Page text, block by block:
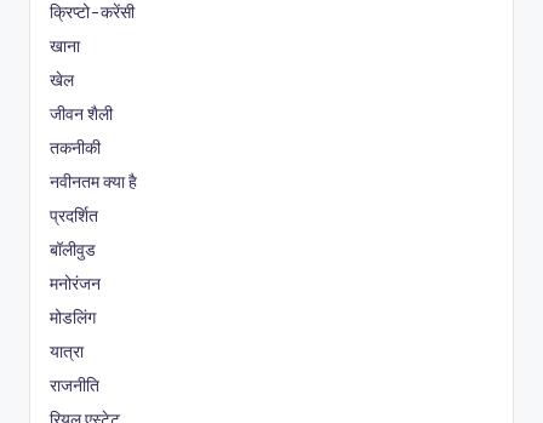
क्रिप्टो-करेंसी
खाना
खेल
जीवन शैली
तकनीकी
नवीनतम क्या है
प्रदर्शित
बॉलीवुड
मनोरंजन
मोडलिंग
यात्रा
राजनीति